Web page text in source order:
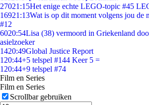
27021:15Het enige echte LEGO-topic #45
16921:13Wat is op dit moment volgens jou de
#12
6020:54Lisa (38) vermoord in Griekenland
asielzoeker
1420:49Global Justice Report
1 20:44+5 telspel #144 Keer 5 =
1 20:44+9 telspel #74
Film en Series
Film en Series
Scrollbar gebruiken